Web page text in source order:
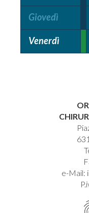
Giovedì
Venerdì
e-Mail: